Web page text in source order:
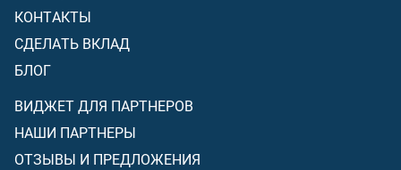
КОНТАКТЫ
СДЕЛАТЬ ВКЛАД
БЛОГ
ВИДЖЕТ ДЛЯ ПАРТНЕРОВ
НАШИ ПАРТНЕРЫ
ОТЗЫВЫ И ПРЕДЛОЖЕНИЯ